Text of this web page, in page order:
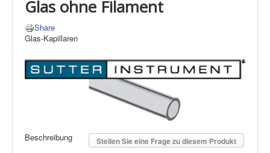
Glas ohne Filament
Share
Glas-Kapillaren
Stellen Sie eine Frage zu diesem Produkt
Beschreibung